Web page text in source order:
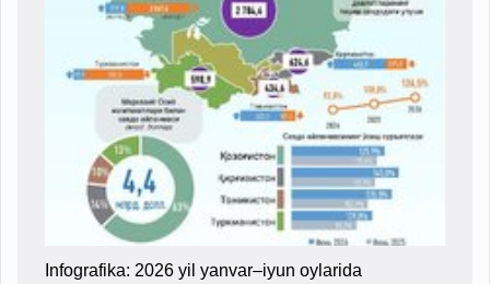
Infografika: 2026 yil yanvar–iyun oylarida